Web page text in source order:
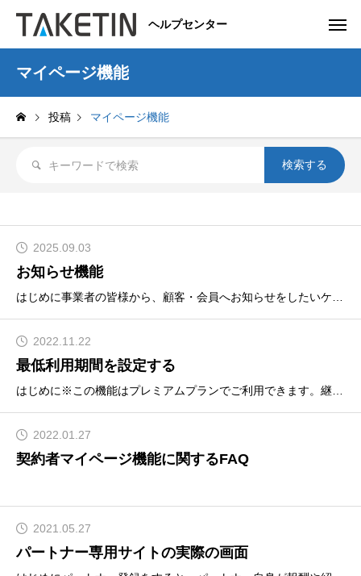
ヘルプセンター
マイページ機能
投稿 マイページ機能
2025.09.03
お知らせ機能
2022.11.22
最低利用期間を設定する
2022.01.27
契約者マイページ機能に関するFAQ
2021.05.27
パートナー専用サイトの実際の画面